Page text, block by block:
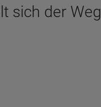
sich der Weg